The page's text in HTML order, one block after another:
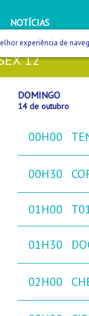
NOTÍCIAS
12
DOMINGO
14 de outubro
00H00
00H30
01H00
01H30
02H00
experiência de